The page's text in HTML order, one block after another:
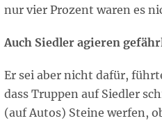
nur vier Prozent waren es
Auch Siedler agieren
Er sei aber nicht dafür,
dass Truppen auf Siedler
(auf Autos) Steine werfen,